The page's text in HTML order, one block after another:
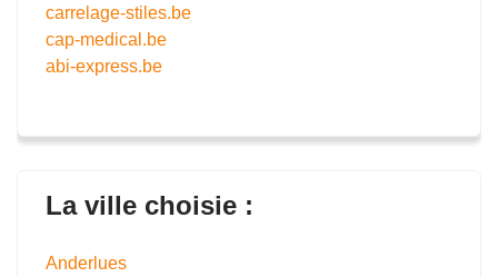
carrelage-stiles.be
cap-medical.be
abi-express.be
La ville choisie :
Anderlues